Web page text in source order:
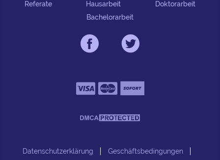
Referate
Hausarbeit
Doktorarbeit
Bachelorarbeit
Datenschutzerklärung
Geschäftsbedingungen